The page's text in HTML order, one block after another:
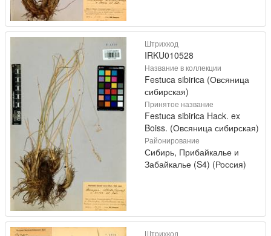
Штрихкод
IRKU010528
Название в коллекции
Festuca sibirica (Овсяница
сибирская)
Принятое название
Festuca sibirica Hack. ex
Boiss. (Овсяница сибирская)
Районирование
Сибирь, Прибайкалье и
Забайкалье (S4) (Россия)
Штрихкод